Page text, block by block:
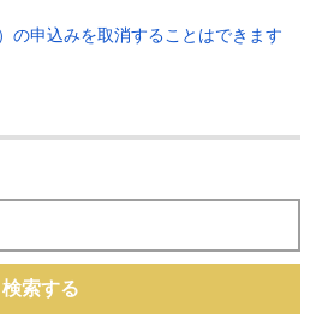
の申込みを取消することはできます
検索する